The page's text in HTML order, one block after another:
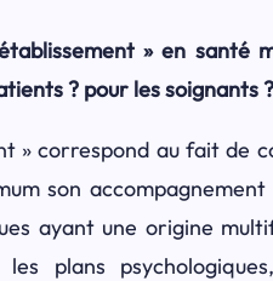
» en
? pour les soignants ?
» correspond au fait
son
ayant une origine
plans